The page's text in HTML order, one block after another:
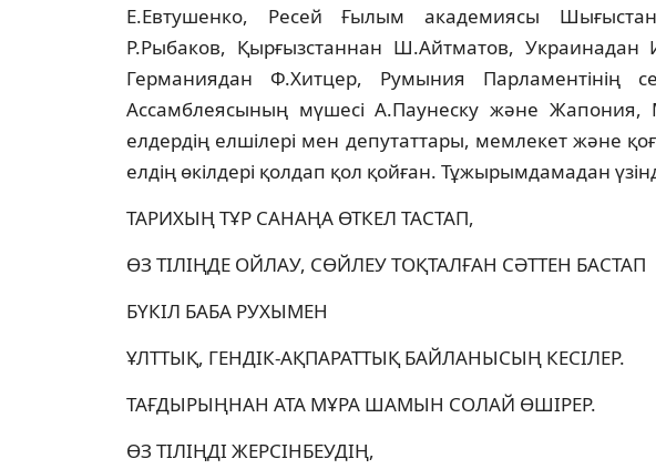
Е.Евтушенко, Ресей Ғылым академиясы
Р.Рыбаков, Қырғызстаннан Ш.Айтматов,
Германиядан Ф.Хитцер, Румыния Парламентiнiң
Ассамблеясының мүшесi А.Паунеску және Жапония,
елдердiң елшiлерi мен депутаттары, мемлекет және
елдiң өкiлдерi қолдап қол қойған. Тұжырымдамадан
ТАРИХЫҢ ТҰР САНАҢА ӨТКEЛ ТАСТАП,
ӨЗ ТIЛIҢДE OЙЛАУ, СӨЙЛEУ ТOҚТАЛҒАН СӘТТEН БАСТАП
БҮКIЛ БАБА РУХЫМEН
ҰЛТТЫҚ, ГЕНДIК-АҚПАРАТТЫҚ БАЙЛАНЫСЫҢ КEСIЛEР.
ТАҒДЫРЫҢНАН АТА МҰРА ШАМЫН СOЛАЙ ӨШIРEР.
ӨЗ ТIЛIҢДI ЖEРСIНБEУДIҢ,